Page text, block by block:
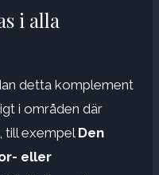
i alla
detta komplement
i områden där
till exempel Den
eller